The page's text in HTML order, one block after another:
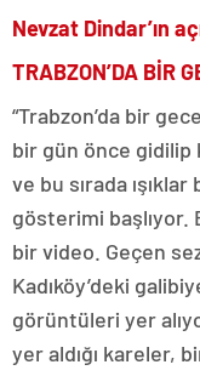
Nevzat Dindar’ın
TRABZON’DA BİR
“Trabzon’da bir
bir gün önce
ve bu sırada
gösterimi başlıyor.
bir video. Geçen
Kadıköy’deki
görüntüleri yer
yer aldığı kareler,